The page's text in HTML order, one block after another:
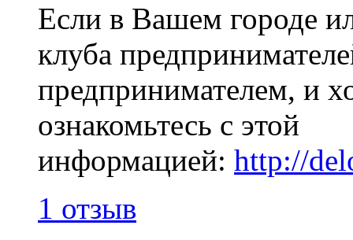
Если в Вашем городе
клуба
предпринимателем, и
ознакомьтесь с этой
информацией: http://
1 отзыв